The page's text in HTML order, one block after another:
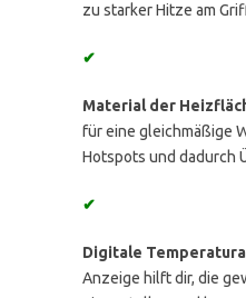
zu starker Hitze am
✔
Material der
für eine gleichmäßige
Hotspots und dadurch
✔
Digitale
Anzeige hilft dir, die